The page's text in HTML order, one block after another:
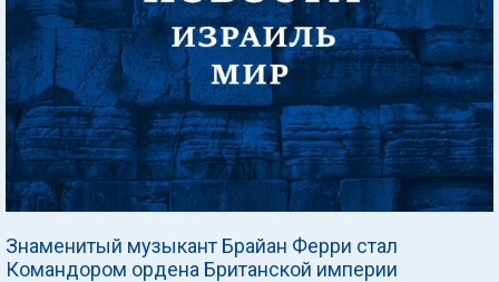
Знаменитый музыкант Брайан Ферри стал
Командором ордена Британской империи